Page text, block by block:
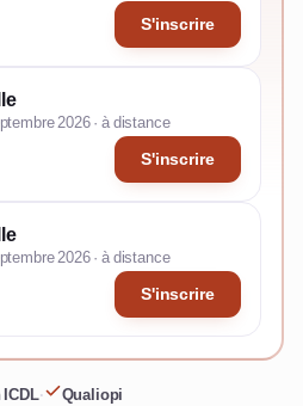
S'inscrire
2026 · à distance
S'inscrire
2026 · à distance
S'inscrire
· Qualiopi